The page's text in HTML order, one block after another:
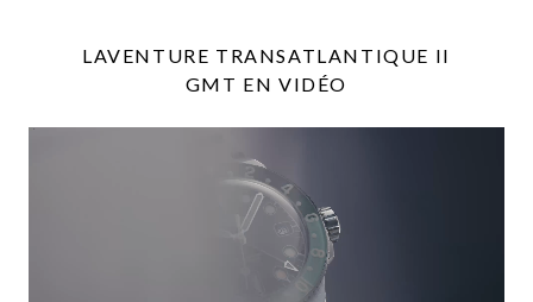
LAVENTURE TRANSATLANTIQUE II
GMT EN VIDÉO